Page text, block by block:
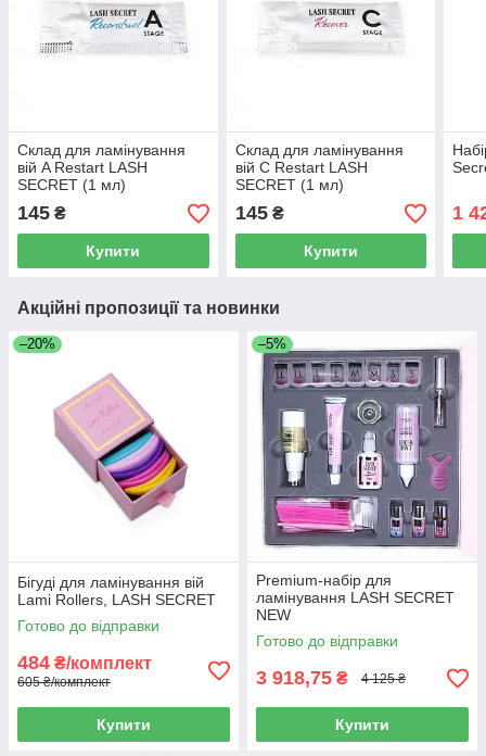
Склад для ламінування
вій A Restart LASH
SECRET (1 мл)
145 ₴
Купити
Склад для ламінування
вій C Restart LASH
SECRET (1 мл)
145₴
Купити
1
Акційні пропозиції та новинки
–20%
Бігуді для ламінування вій
Lami Rollers, LASH SECRET
Готово до відправки
484 ₴/комплект
605 ₴/комплект
Купити
–5%
Premium-набір для
ламінування LASH SECRET
NEW
Готово до відправки
3 918,75 ₴ 4 125 ₴
Купити